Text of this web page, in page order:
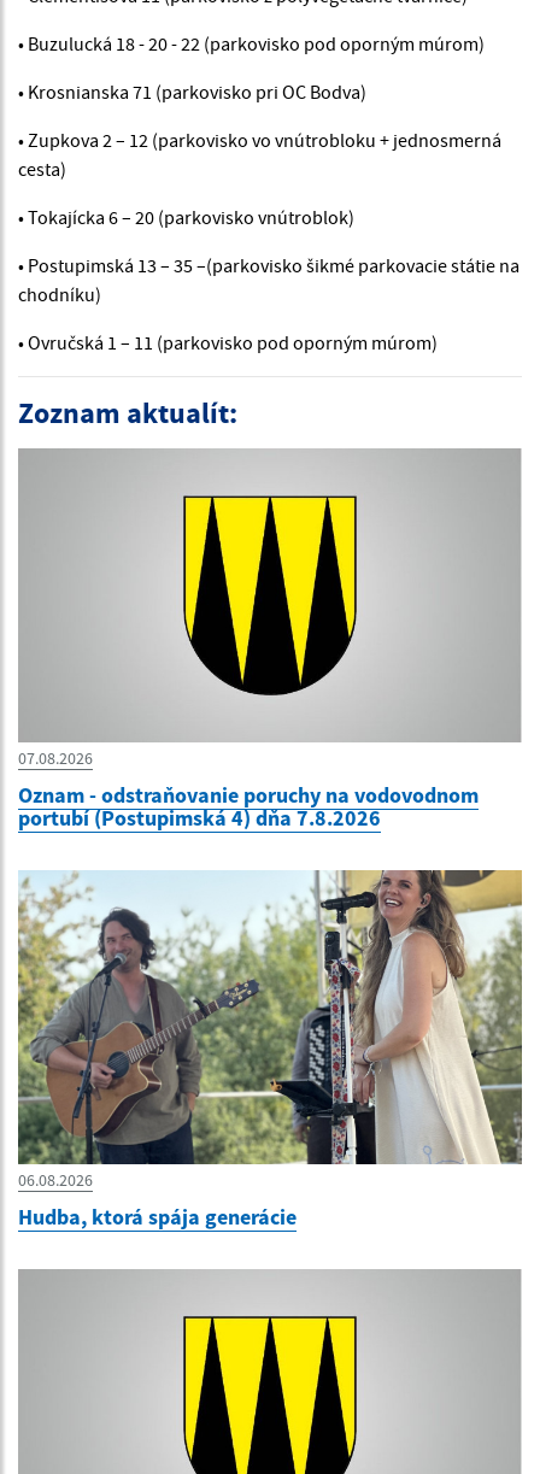
• Buzulucká 18 - 20 - 22 (parkovisko pod oporným múrom)
• Krosnianska 71 (parkovisko pri OC Bodva)
• Zupkova 2 – 12 (parkovisko vo vnútrobloku + jednosmerná
cesta)
• Tokajícka 6 – 20 (parkovisko vnútroblok)
• Postupimská 13 – 35 –(parkovisko šikmé parkovacie státie na
chodníku)
• Ovručská 1 – 11 (parkovisko pod oporným múrom)
Zoznam aktualít:
07.08.2026
Oznam - odstraňovanie poruchy na vodovodnom
portubí (Postupimská 4) dňa 7.8.2026
06.08.2026
Hudba, ktorá spája generácie